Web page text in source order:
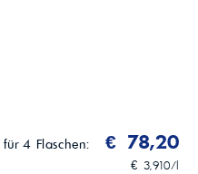
für 4 Flaschen: € 78,20
€ 3,910/l